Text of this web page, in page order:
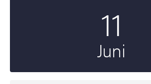
11
Juni